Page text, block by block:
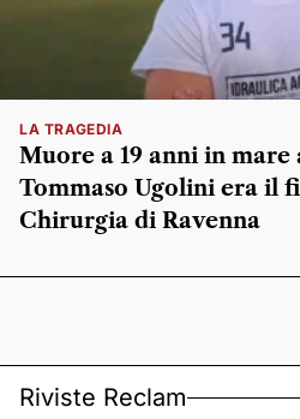
LA TRAGEDIA
Muore a 19 anni in mare
Tommaso Ugolini era il
Chirurgia di Ravenna
Riviste Reclam